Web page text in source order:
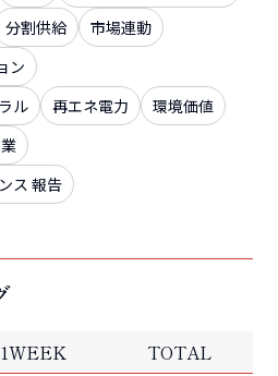
分割供給
市場連動
ン
ル
再エネ電力
環境価値
ス 報告
1WEEK TOTAL